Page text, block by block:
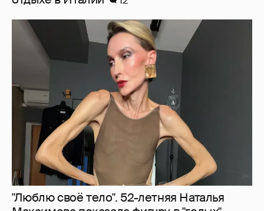
"Люблю своё тело". 52-летняя Наталья
Максимова показала фигуру в "голых"